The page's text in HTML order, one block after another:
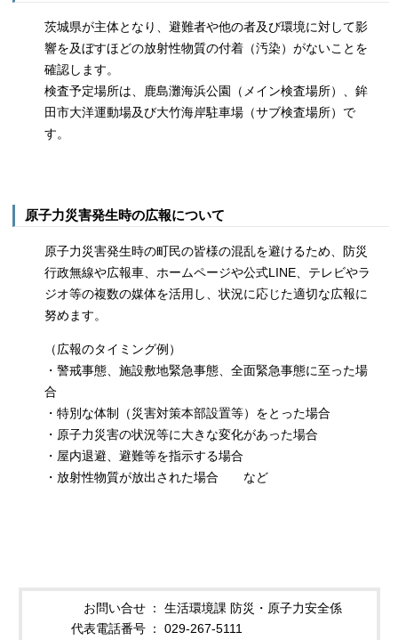
茨城県が主体となり、避難者や他の者及び環境に対して影
響を及ぼすほどの放射性物質の付着（汚染）がないことを
確認します。
検査予定場所は、鹿島灘海浜公園（メイン検査場所）、鉾
田市大洋運動場及び大竹海岸駐車場（サブ検査場所）で
す。
原子力災害発生時の広報について
原子力災害発生時の町民の皆様の混乱を避けるため、防災
行政無線や広報車、ホームページや公式LINE、テレビやラ
ジオ等の複数の媒体を活用し、状況に応じた適切な広報に
努めます。
（広報のタイミング例）
・警戒事態、施設敷地緊急事態、全面緊急事態に至った場
合
・特別な体制（災害対策本部設置等）をとった場合
・原子力災害の状況等に大きな変化があった場合
・屋内退避、避難等を指示する場合
・放射性物質が放出された場合 など
お問い合せ
生活環境課 防災・原子力安全係
代表電話番号
029-267-5111